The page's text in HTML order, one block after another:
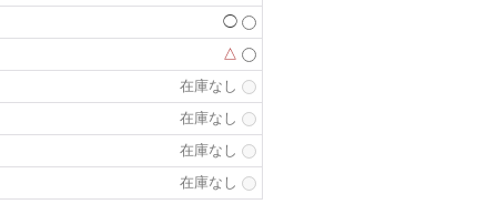
◯
△
在庫なし
在庫なし
在庫なし
在庫なし